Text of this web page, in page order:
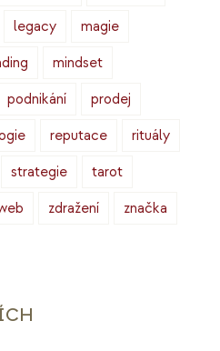
legacy
magie
mindset
podnikání
prodej
reputace
rituály
strategie
tarot
zdražení
značka